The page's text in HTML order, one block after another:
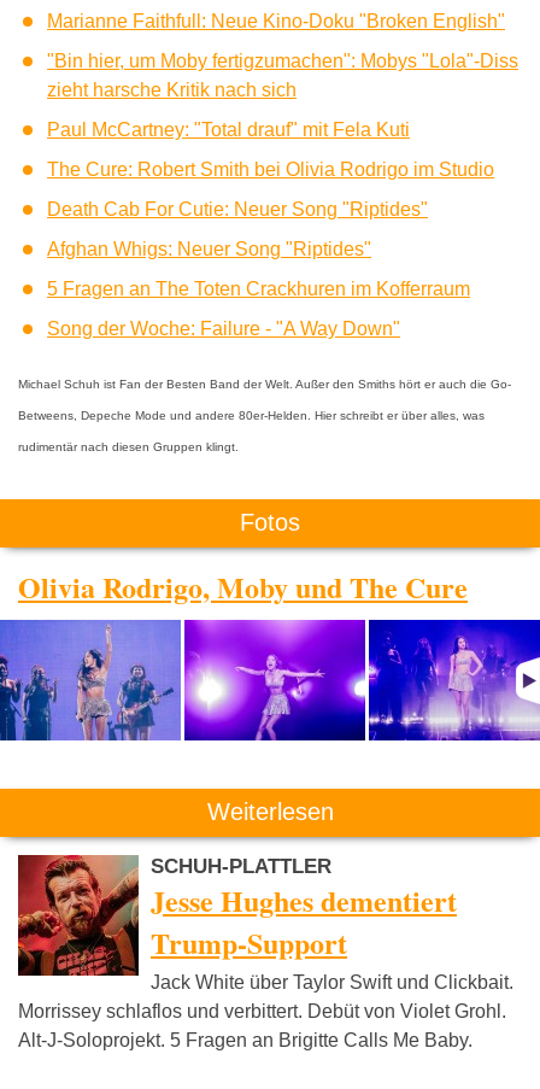
Marianne Faithfull: Neue Kino-Doku "Broken English"
"Bin hier, um Moby fertigzumachen": Mobys "Lola"-Diss
zieht harsche Kritik nach sich
Paul McCartney: "Total drauf" mit Fela Kuti
The Cure: Robert Smith bei Olivia Rodrigo im Studio
Death Cab For Cutie: Neuer Song "Riptides"
Afghan Whigs: Neuer Song "Riptides"
5 Fragen an The Toten Crackhuren im Kofferraum
Song der Woche: Failure - "A Way Down"
Michael Schuh ist Fan der Besten Band der Welt. Außer den Smiths hört er auch die Go-
Betweens, Depeche Mode und andere 80er-Helden. Hier schreibt er über alles, was
rudimentär nach diesen Gruppen klingt.
Fotos
Olivia Rodrigo, Moby und The Cure
Weiterlesen
SCHUH-PLATTLER
Jesse Hughes dementiert
Trump-Support
Jack White über Taylor Swift und Clickbait.
Morrissey schlaflos und verbittert. Debüt von Violet Grohl.
Alt-J-Soloprojekt. 5 Fragen an Brigitte Calls Me Baby.